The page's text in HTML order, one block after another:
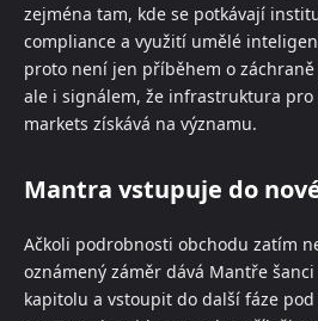
zejména tam, kde se potkávají
compliance a využití umělé
proto není jen příběhem o záchraně
ale i signálem, že infrastruktura
markets získává na významu.
Mantra vstupuje do
Ačkoli podrobnosti obchodu zatím
oznámený záměr dává Mantře
kapitolu a vstoupit do další fáze